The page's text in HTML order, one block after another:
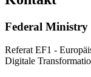
Federal
Referat EF1 -
Digitale